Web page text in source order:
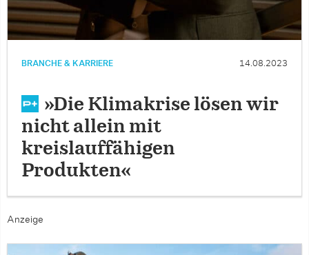
BRANCHE & KARRIERE 14.08.2023
»Die Klimakrise lösen wir
nicht allein mit
kreislauffähigen
Produkten«
Anzeige